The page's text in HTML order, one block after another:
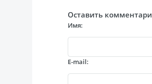
Оставить
Имя:
E-mail: